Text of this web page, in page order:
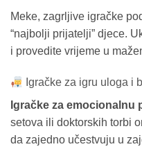
Meke, zagrljive igračke
“najbolji prijatelji” djece.
i provedite vrijeme u
Igračke za igru uloga i
Igračke za emocionalnu
setova ili doktorskih torbi
da zajedno učestvuju u